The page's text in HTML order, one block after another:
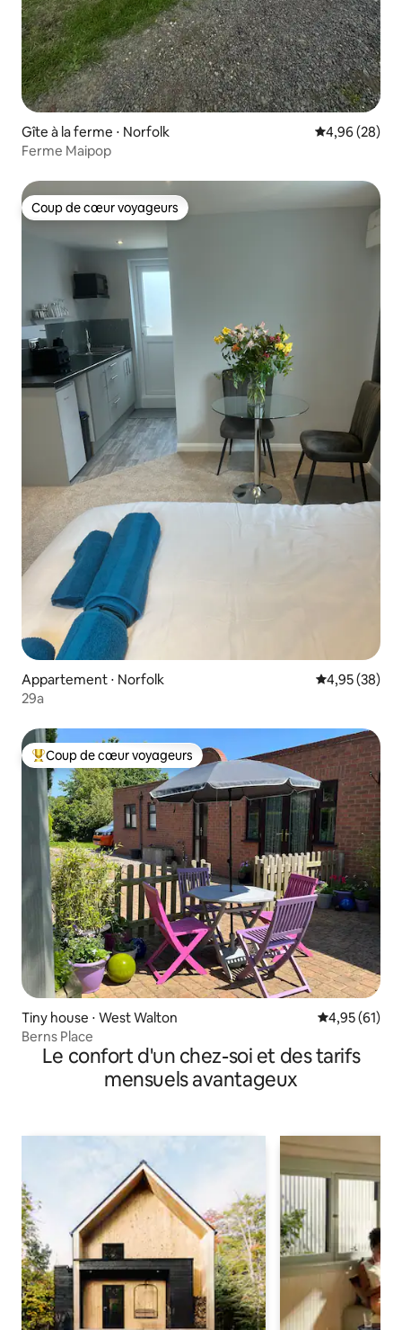
Gîte à la ferme ⋅ Norfolk Évaluation
4,96 (28)
Ferme Maipop
Coup de cœur voyageurs
Coup de cœur voyageurs
Appartement ⋅ Norfolk Évaluation
4,95 (38)
29a
Coups de cœur voyageurs les plus appréciés
Coup de cœur voyageurs
Tiny house ⋅ West Walton Évaluation
4,95 (61)
Berns Place
Le confort d'un chez-soi et des tarifs
mensuels avantageux